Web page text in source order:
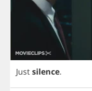
Justsilence.